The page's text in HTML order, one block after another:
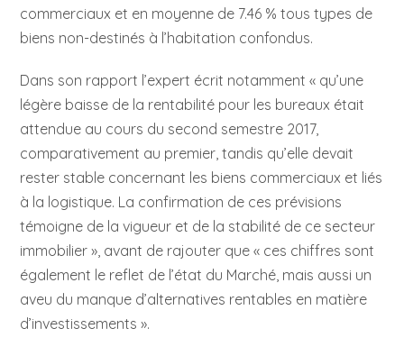
commerciaux et en moyenne de 7.46 % tous types de
biens non-destinés à l’habitation confondus.
Dans son rapport l’expert écrit notamment « qu’une
légère baisse de la rentabilité pour les bureaux était
attendue au cours du second semestre 2017,
comparativement au premier, tandis qu’elle devait
rester stable concernant les biens commerciaux et liés
à la logistique. La confirmation de ces prévisions
témoigne de la vigueur et de la stabilité de ce secteur
immobilier », avant de rajouter que « ces chiffres sont
également le reflet de l’état du Marché, mais aussi un
aveu du manque d’alternatives rentables en matière
d’investissements ».